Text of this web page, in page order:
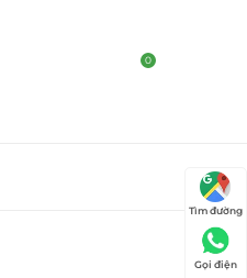
0
Tìm đường
Gọi điện